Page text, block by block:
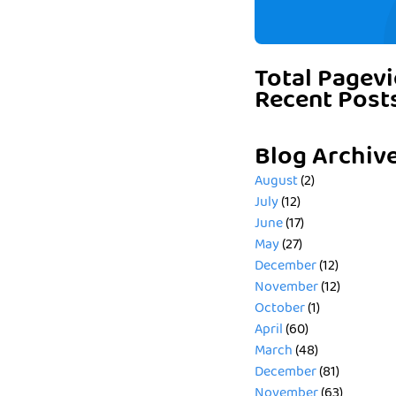
Total
Recent
Blog
August(2)
July(12)
June(17)
May(27)
December(12)
November(12)
October(1)
April(60)
March(48)
December(81)